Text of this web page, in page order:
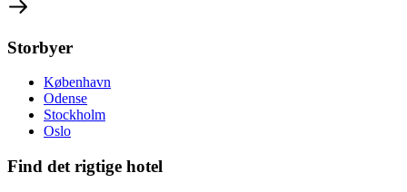
Storbyer
København
Odense
Stockholm
Oslo
Find det rigtige hotel